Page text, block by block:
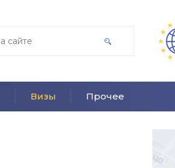
Визы Прочее